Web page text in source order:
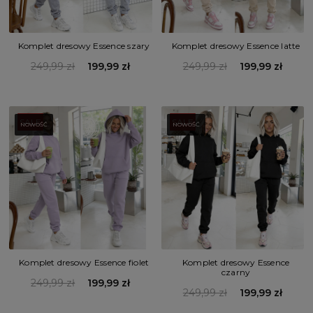
Komplet dresowy Essence szary
249,99 zł 199,99 zł
Komplet dresowy Essence latte
249,99 zł 199,99 zł
SALE
NOWOŚĆ
Komplet dresowy Essence fiolet
249,99 zł 199,99 zł
SALE
NOWOŚĆ
Komplet dresowy Essence
czarny
249,99 zł 199,99 zł